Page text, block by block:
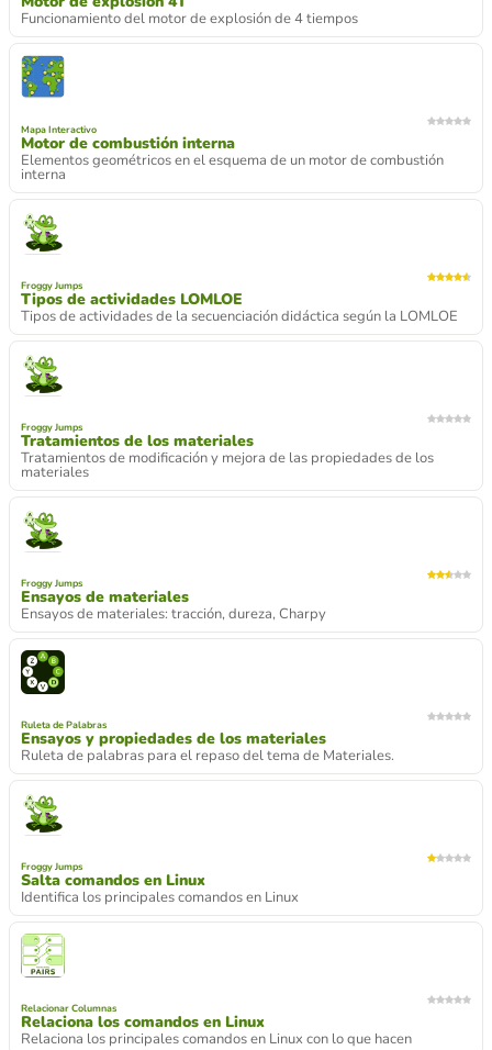
Funcionamiento del motor de explosión de 4 tiempos
Mapa Interactivo
Motor de combustión interna
Elementos geométricos en el esquema de un motor de combustión
interna
Froggy Jumps
Tipos de actividades LOMLOE
Tipos de actividades de la secuenciación didáctica según la LOMLOE
Froggy Jumps
Tratamientos de los materiales
Tratamientos de modificación y mejora de las propiedades de los
materiales
Froggy Jumps
Ensayos de materiales
Ensayos de materiales: tracción, dureza, Charpy
Ruleta de Palabras
Ensayos y propiedades de los materiales
Ruleta de palabras para el repaso del tema de Materiales.
Froggy Jumps
Salta comandos en Linux
Identifica los principales comandos en Linux
Relacionar Columnas
Relaciona los comandos en Linux
Relaciona los principales comandos en Linux con lo que hacen